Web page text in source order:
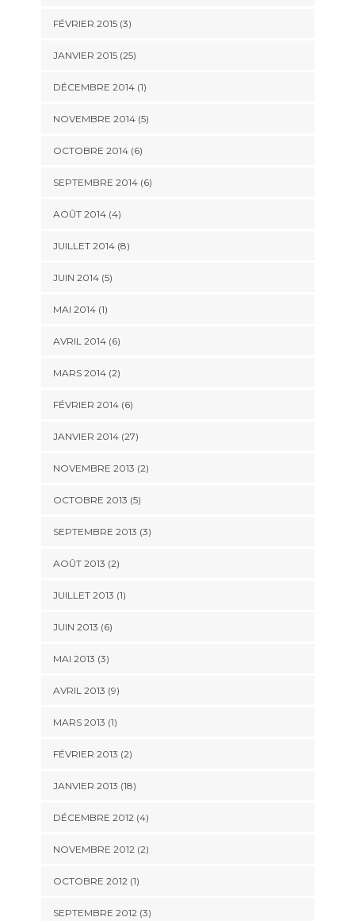
FÉVRIER 2015 (3)
JANVIER 2015 (25)
DÉCEMBRE 2014 (1)
NOVEMBRE 2014 (5)
OCTOBRE 2014 (6)
SEPTEMBRE 2014 (6)
AOÛT 2014 (4)
JUILLET 2014 (8)
JUIN 2014 (5)
MAI 2014 (1)
AVRIL 2014 (6)
MARS 2014 (2)
FÉVRIER 2014 (6)
JANVIER 2014 (27)
NOVEMBRE 2013 (2)
OCTOBRE 2013 (5)
SEPTEMBRE 2013 (3)
AOÛT 2013 (2)
JUILLET 2013 (1)
JUIN 2013 (6)
MAI 2013 (3)
AVRIL 2013 (9)
MARS 2013 (1)
FÉVRIER 2013 (2)
JANVIER 2013 (18)
DÉCEMBRE 2012 (4)
NOVEMBRE 2012 (2)
OCTOBRE 2012 (1)
SEPTEMBRE 2012 (3)